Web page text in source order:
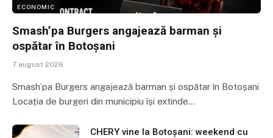
ECONOMIC
Smash’pa Burgers angajează barman și
ospătar în Botoșani
7 august 2026
Smash’pa Burgers angajează barman și ospătar în Botoșani
Locația de burgeri din municipiu își extinde…
CHERY vine la Botoșani: weekend cu